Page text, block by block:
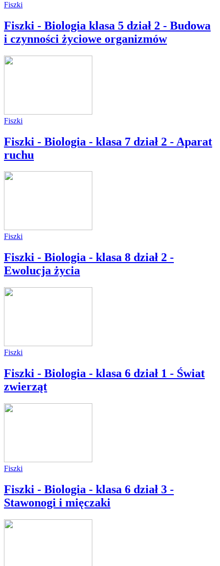
Fiszki
Fiszki - Biologia klasa 5 dział 2 - Budowa
i czynności życiowe organizmów
Fiszki
Fiszki - Biologia - klasa 7 dział 2 - Aparat
ruchu
Fiszki
Fiszki - Biologia - klasa 8 dział 2 -
Ewolucja życia
Fiszki
Fiszki - Biologia - klasa 6 dział 1 - Świat
zwierząt
Fiszki
Fiszki - Biologia - klasa 6 dział 3 -
Stawonogi i mięczaki